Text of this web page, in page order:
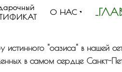
О НАС
истинного "оазиса" в нашей
в самом сердце Санкт-